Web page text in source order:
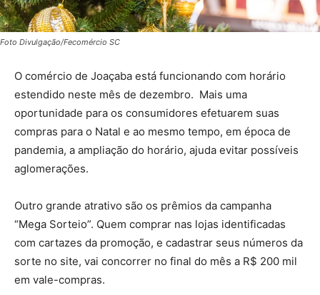
Foto Divulgação/Fecomércio SC
O comércio de Joaçaba está funcionando com horário
estendido neste mês de dezembro. Mais uma
oportunidade para os consumidores efetuarem suas
compras para o Natal e ao mesmo tempo, em época de
pandemia, a ampliação do horário, ajuda evitar possíveis
aglomerações.
Outro grande atrativo são os prêmios da campanha
“Mega Sorteio”. Quem comprar nas lojas identificadas
com cartazes da promoção, e cadastrar seus números da
sorte no site, vai concorrer no final do mês a R$ 200 mil
em vale-compras.